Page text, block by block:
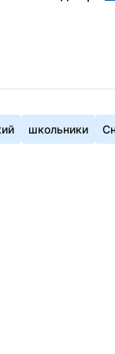
школьники